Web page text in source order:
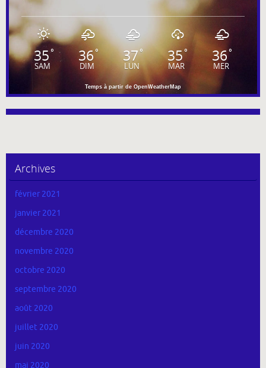
35°
SAM
36°
DIM
37°
LUN
35°
MAR
36°
MER
Temps à partir de OpenWeatherMap
Archives
février 2021
janvier 2021
décembre 2020
novembre 2020
octobre 2020
septembre 2020
août 2020
juillet 2020
juin 2020
mai 2020